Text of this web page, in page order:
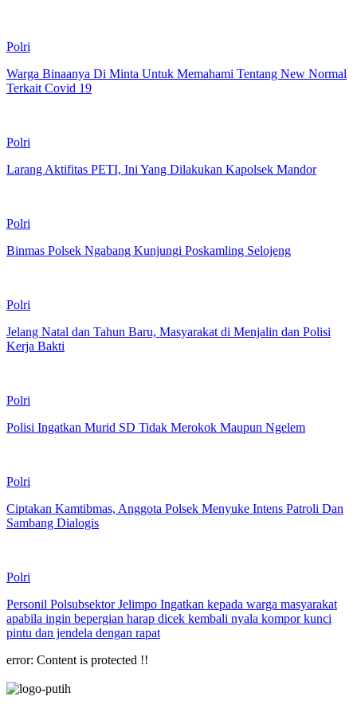
Polri
Warga Binaanya Di Minta Untuk Memahami Tentang New Normal
Terkait Covid 19
Polri
Larang Aktifitas PETI, Ini Yang Dilakukan Kapolsek Mandor
Polri
Binmas Polsek Ngabang Kunjungi Poskamling Selojeng
Polri
Jelang Natal dan Tahun Baru, Masyarakat di Menjalin dan Polisi
Kerja Bakti
Polri
Polisi Ingatkan Murid SD Tidak Merokok Maupun Ngelem
Polri
Ciptakan Kamtibmas, Anggota Polsek Menyuke Intens Patroli Dan
Sambang Dialogis
Polri
Personil Polsubsektor Jelimpo Ingatkan kepada warga masyarakat
apabila ingin bepergian harap dicek kembali nyala kompor kunci
pintu dan jendela dengan rapat
error: Content is protected !!